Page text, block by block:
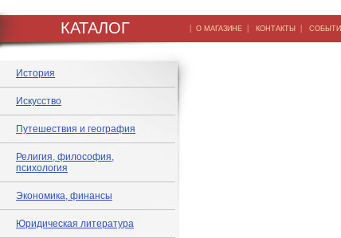
КАТАЛОГ | О МАГАЗИНЕ | КОНТАКТЫ |
История
Искусство
Путешествия и география
Религия, философия,
психология
Экономика, финансы
Юридическая литература